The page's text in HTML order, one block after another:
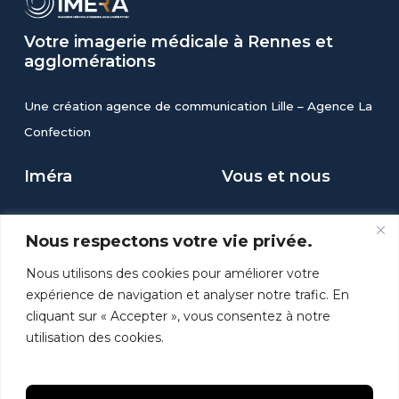
Nous respectons votre vie privée.
Nous utilisons des cookies pour améliorer votre
expérience de navigation et analyser notre trafic. En
cliquant sur « Accepter », vous consentez à notre
utilisation des cookies.
Votre imagerie médicale à Rennes et
agglomérations
Une création agence de communication Lille – Agence La
Confection
Iméra
Accès Résultats
Nos honoraires
Vous et nous
Politique de
confidentialité
Mes paramètres de